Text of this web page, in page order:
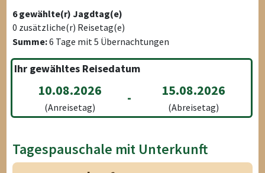
6gewählte(r) Jagdtag(e)
0 zusätzliche(r) Reisetag(e)
Summe:6 Tage mit5 Übernachtungen
Ihr gewähltes Reisedatum
10.08.2026
(Anreisetag)
- 15.08.2026
(Abreisetag)
Tagespauschale mit Unterkunft